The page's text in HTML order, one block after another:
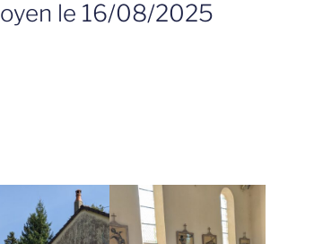
le 16/08/2025